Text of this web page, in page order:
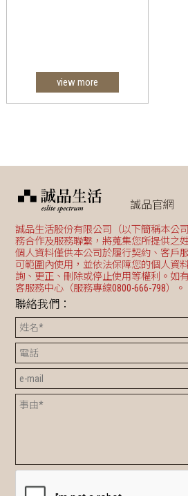
view more
誠品官網
誠品生活股份有限公司（以下簡稱本公
務合作及服務聯繫，將蒐集您所提供之
個人資料僅供本公司於履行契約、客戶
可範圍內使用，並依法保障您的個人資
詢、更正、刪除或停止使用等權利。如
客服務中心（服務專線0800-666-798）。
聯絡我們：